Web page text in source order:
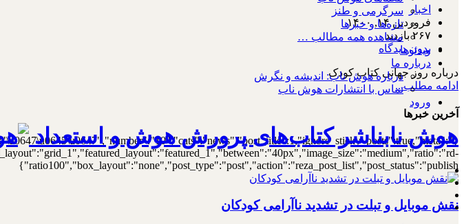
سرگرمی و طنز
تازه‌ها و خبرها
مشاهده همه مطالب …
ویدئوها
درباره ما
درباره هوش ناب: اندیشه و نگرش
تماس با انتشارات هوش ناب
ورود
هوش نابناشر کتاب‌های پرورش هوش و استعداد
اخبار
فروردین ۱۴, ۱۴۰۰
۲۶۷ بازدید
بدون دیدگاه
درباره روز جهانی کتاب کودک
ادامه مطلب...
آخرین خبرها
ratio100","box_layout":"none","post_type":"post","action":"reza_post_list","post_status":"publish"}
نقش موبایل و تبلت در تشدید ناآرامی کودکان